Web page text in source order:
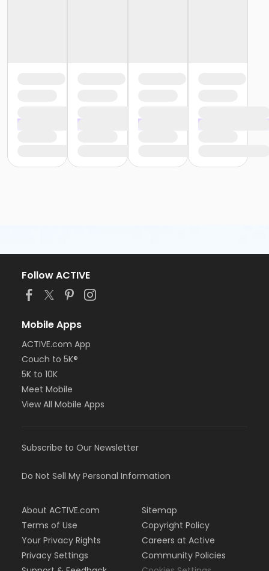
Follow ACTIVE
Mobile Apps
ACTIVE.com App
Couch to 5K®
5K to 10K
Meet Mobile
View All Mobile Apps
Subscribe to Our Newsletter
Do Not Sell My Personal Information
About ACTIVE.com
Terms of Use
Your Privacy Rights
Privacy Settings
Sitemap
Copyright Policy
Careers at Active
Community Policies